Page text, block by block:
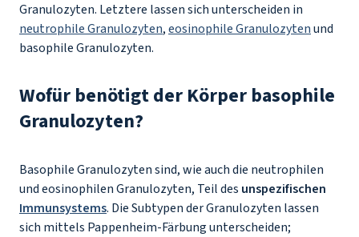
Granulozyten. Letztere lassen sich unterscheiden in
neutrophile Granulozyten,eosinophile Granulozytenund
basophile Granulozyten.
Wofür benötigt der Körper basophile
Granulozyten?
Basophile Granulozyten sind, wie auch die neutrophilen
und eosinophilen Granulozyten, Teil des unspezifischen
Immunsystems. Die Subtypen der Granulozyten lassen
sich mittels Pappenheim-Färbung unterscheiden;